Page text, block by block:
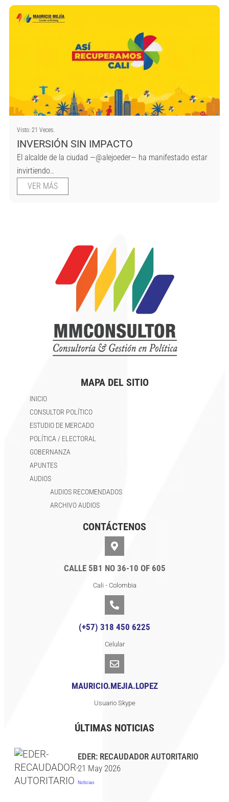
Visto: 21 Veces.
INVERSIÓN SIN IMPACTO
El alcalde de la ciudad —@alejoeder— ha manifestado estar
invirtiendo..
VER MÁS
ÚLTIMAS NOTICIAS
EDER: RECAUDADOR AUTORITARIO
21 May 2026
Noticias
CONTÁCTENOS
CALLE 5B1 NO 36-10 OF 605
Cali - Colombia
(+57) 318 450 6225
Celular
MAURICIO.MEJIA.LOPEZ
Usuario Skype
MAPA DEL SITIO
INICIO
CONSULTOR POLÍTICO
ESTUDIO DE MERCADO
POLÍTICA / ELECTORAL
GOBERNANZA
APUNTES
AUDIOS
AUDIOS RECOMENDADOS
ARCHIVO AUDIOS